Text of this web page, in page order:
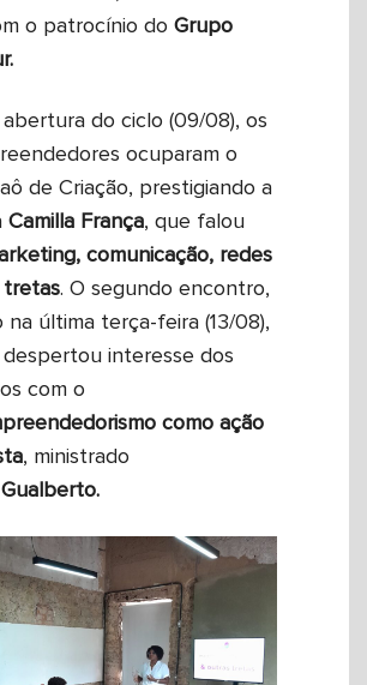
o patrocínio do Grupo
abertura do ciclo (09/08), os
ocuparam o
de Criação, prestigiando a
Camilla França, que falou
comunicação, redes
tretas. O segundo encontro,
na última terça-feira (13/08),
interesse dos
com o
como ação
, ministrado
Gualberto.